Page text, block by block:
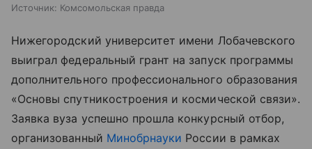
Источник: Комсомольская правда
Нижегородский университет имени Лобачевского
выиграл федеральный грант на запуск программы
дополнительного профессионального образования
«Основы спутникостроения и космической связи».
Заявка вуза успешно прошла конкурсный отбор,
организованный Минобрнауки России в рамках